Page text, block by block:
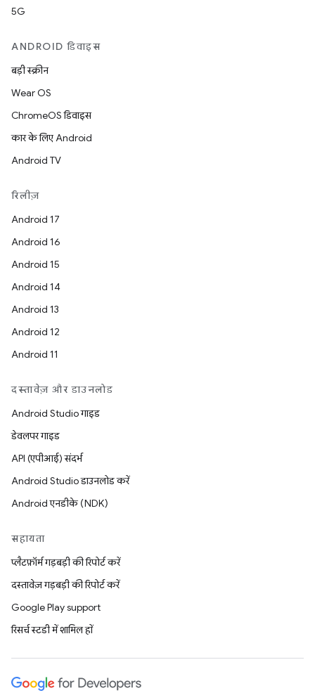
5G
ANDROID डिवाइस
बड़ी स्क्रीन
Wear OS
ChromeOS डिवाइस
कार के लिए Android
Android TV
रिलीज़
Android 17
Android 16
Android 15
Android 14
Android 13
Android 12
Android 11
दस्तावेज़ और डाउनलोड
Android Studio गाइड
डेवलपर गाइड
API (एपीआई) संदर्भ
Android Studio डाउनलोड करें
Android एनडीके (NDK)
सहायता
प्लैटफ़ॉर्म गड़बड़ी की रिपोर्ट करें
दस्तावेज़ गड़बड़ी की रिपोर्ट करें
Google Play support
रिसर्च स्टडी में शामिल हों